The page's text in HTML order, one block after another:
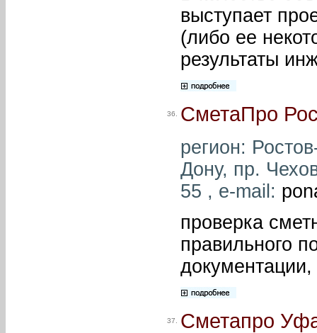
выступает
(либо ее
результаты
36. СметаПро
регион:
Дону, пр.
55 , e-mail:
проверка
правильного
документации,
37. Сметапро